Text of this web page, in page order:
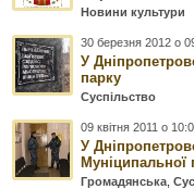
Новини культури
30 березня 2012 о
У
парку
Суспільство
09 квітня 2011 о
У
Муніципальної
Громадянська ,